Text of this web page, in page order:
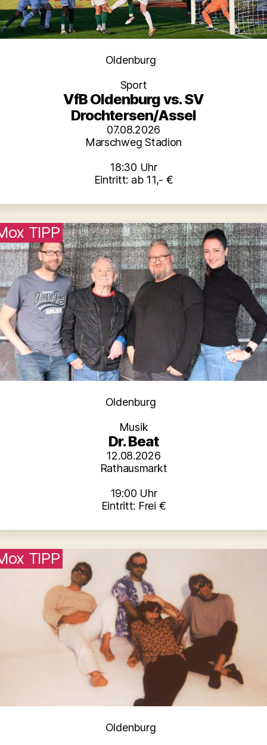
Kategorien
Oldenburg
Sport
VfB Oldenburg vs. SV
Drochtersen/Assel
07.08.2026
Marschweg Stadion
18:30 Uhr
Eintritt: ab 11,- €
TIPP
Kategorien
Oldenburg
Musik
Dr. Beat
12.08.2026
Rathausmarkt
19:00 Uhr
Eintritt: Frei €
TIPP
Kategorien
Oldenburg